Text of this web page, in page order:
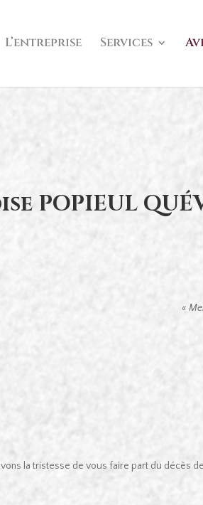
L’entreprise Services
POPIEUL
«
la tristesse de vous faire part du décès de